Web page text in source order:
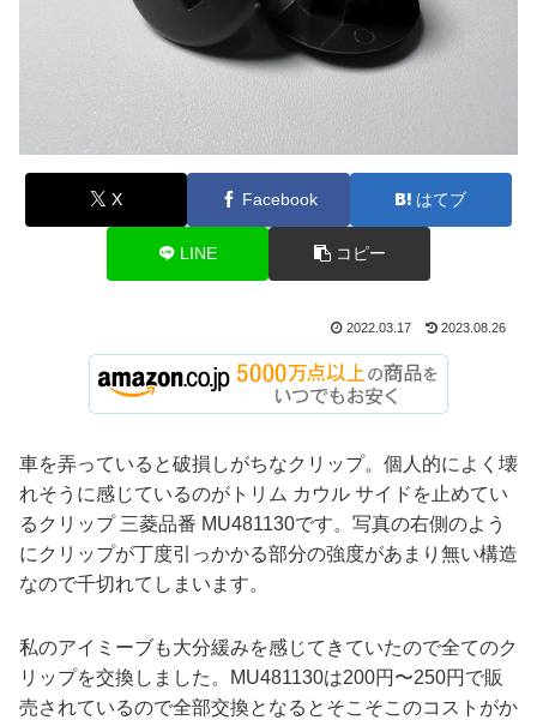
X Facebook はてブ
LINE コピー
2022.03.17 2023.08.26
車を弄っていると破損しがちなクリップ。個人的によく壊
れそうに感じているのがトリム カウル サイドを止めてい
るクリップ 三菱品番 MU481130です。写真の右側のよう
にクリップが丁度引っかかる部分の強度があまり無い構造
なので千切れてしまいます。
私のアイミーブも大分緩みを感じてきていたので全てのク
リップを交換しました。MU481130は200円〜250円で販
売されているので全部交換となるとそこそこのコストがか